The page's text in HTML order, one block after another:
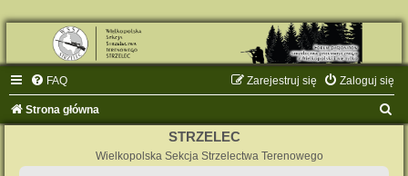
FAQ Zaloguj się
Zarejestruj się
Strona główna
STRZELEC
Wielkopolska Sekcja Strzelectwa Terenowego